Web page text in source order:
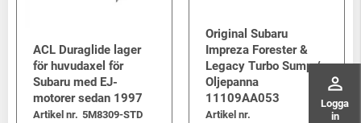
perm_identity
Logga
in
ACL Duraglide lager
för huvudaxel för
Subaru med EJ-
motorer sedan 1997
Artikel nr. 5M8309-STD
Original Subaru
Impreza Forester &
Legacy Turbo Sump /
Oljepanna
11109AA053
Artikel nr.